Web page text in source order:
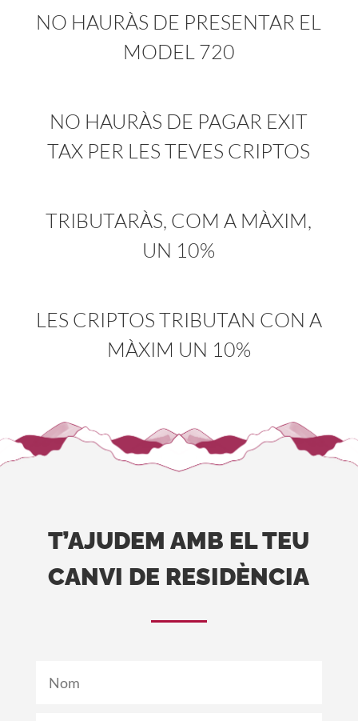
NO HAURÀS DE PRESENTAR EL
MODEL 720
NO HAURÀS DE PAGAR EXIT
TAX PER LES TEVES CRIPTOS
TRIBUTARÀS, COM A MÀXIM,
UN 10%
LES CRIPTOS TRIBUTAN CON A
MÀXIM UN 10%
T’AJUDEM AMB EL TEU
CANVI DE RESIDÈNCIA